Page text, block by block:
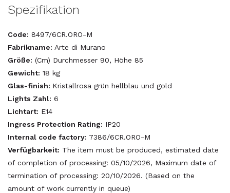
Spezifikation
Code: 8497/6CR.ORO-M
Fabrikname: Arte di Murano
Größe: (Cm) Durchmesser 90, Höhe 85
Gewicht: 18 kg
Glas-finish: Kristallrosa grün hellblau und gold
Lights Zahl: 6
Lichtart: E14
Ingress Protection Rating: IP20
Internal code factory: 7386/6CR.ORO-M
Verfügbarkeit: The item must be produced, estimated date
of completion of processing: 05/10/2026, Maximum date of
termination of processing: 20/10/2026. (Based on the
amount of work currently in queue)